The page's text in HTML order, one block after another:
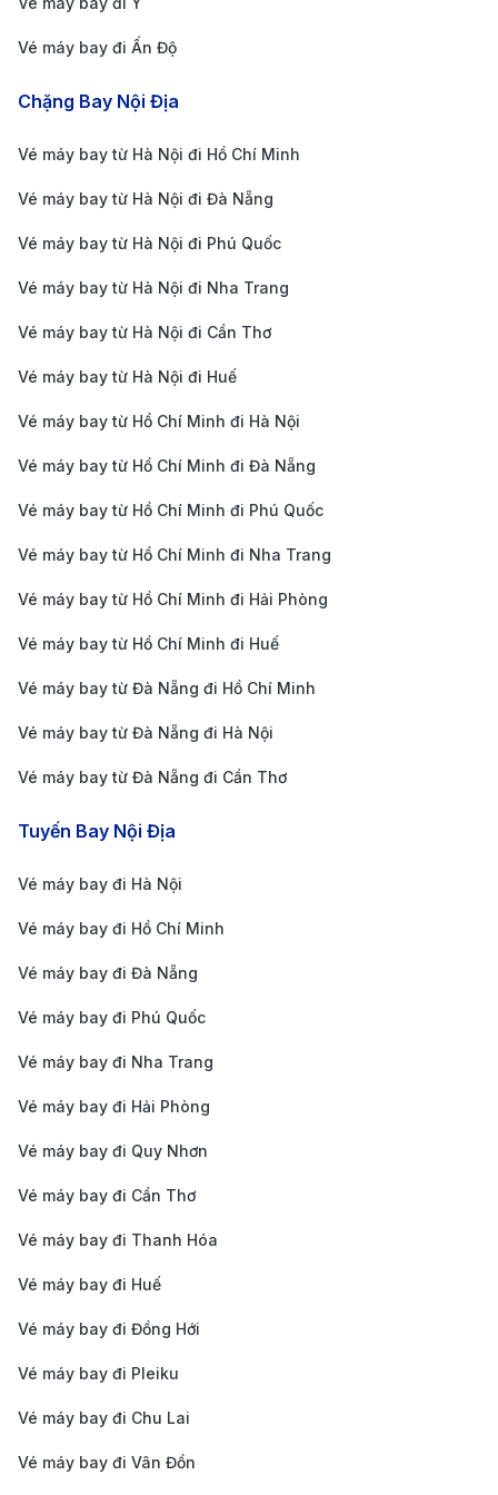
cộng.
Dịch vụ xe công nghệ:
vào thời gian trong ngày và nhu cầu sử dụng. Thời
gian di chuyển tương đương taxi, nhưng có thể tiết
kiệm hơn nếu đi chung nhóm.
New York giá rẻ
một số mẹo giúp bạn đặt vé tiết kiệm:
Đặt vé sớm: Các hãng hàng không thường mở bán
vé trước 6 - 12 tháng. Nếu đặt sớm, bạn sẽ có cơ
hãng hàng không như Vietnam Airlines, Korean Air,
Japan Airlines, American Airlines thường có
khuyến mãi vé quốc tế vào các dịp đặc biệt. Đăng
Chọn giờ bay và ngày bay linh hoạt
thường rẻ hơn vào giữa tuần (thứ 3, thứ 4, thứ 5)
hoặc đêm muộn có giá thấp hơn so với giờ cao
điểm.
Sử dụng công cụ so sánh giá vé
nhất.
Tại sao nên đặt vé máy bay từ Côn
Đảo đi New York trên 190 Booking?
Hợp tác với nhiều hãng hàng không và khách sạn
uy tín:
190 Booking mang đến đa dạng lựa chọn
cạnh tranh. Đồng thời, giúp bạn dễ dàng đặt chỗ
lưu trú phù hợp với nhu cầu.
Dịch vụ toàn diện, đáp ứng mọi nhu cầu du lịch:
Tại 190 Booking, khách hàng không chỉ có thể đặt
Mọi thao tác được thực hiện trên một nền tảng duy
Vé máy bay đi Ấn Độ
Chặng Bay Nội Địa
Vé máy bay từ Hà Nội đi Hồ Chí Minh
Vé máy bay từ Hà Nội đi Đà Nẵng
Vé máy bay từ Hà Nội đi Phú Quốc
Vé máy bay từ Hà Nội đi Nha Trang
Vé máy bay từ Hà Nội đi Cần Thơ
Vé máy bay từ Hà Nội đi Huế
Vé máy bay từ Hồ Chí Minh đi Hà Nội
Vé máy bay từ Hồ Chí Minh đi Đà Nẵng
Vé máy bay từ Hồ Chí Minh đi Phú Quốc
Vé máy bay từ Hồ Chí Minh đi Nha Trang
Vé máy bay từ Hồ Chí Minh đi Hải Phòng
Vé máy bay từ Hồ Chí Minh đi Huế
Vé máy bay từ Đà Nẵng đi Hồ Chí Minh
Vé máy bay từ Đà Nẵng đi Hà Nội
Vé máy bay từ Đà Nẵng đi Cần Thơ
Tuyến Bay Nội Địa
Vé máy bay đi Hà Nội
Vé máy bay đi Hồ Chí Minh
Vé máy bay đi Đà Nẵng
Vé máy bay đi Phú Quốc
Vé máy bay đi Nha Trang
Vé máy bay đi Hải Phòng
Vé máy bay đi Quy Nhơn
Vé máy bay đi Cần Thơ
Vé máy bay đi Thanh Hóa
Vé máy bay đi Huế
Vé máy bay đi Đồng Hới
Vé máy bay đi Pleiku
Vé máy bay đi Chu Lai
Vé máy bay đi Vân Đồn